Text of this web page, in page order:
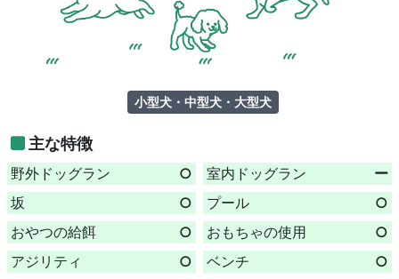
小型犬・中型犬・大型犬
主な特徴
野外ドッグラン ○ 室内ドッグラン
ー
坂
○ プール
○
おやつの給餌
○ おもちゃの使用
○
アジリティ
○ ベンチ
○